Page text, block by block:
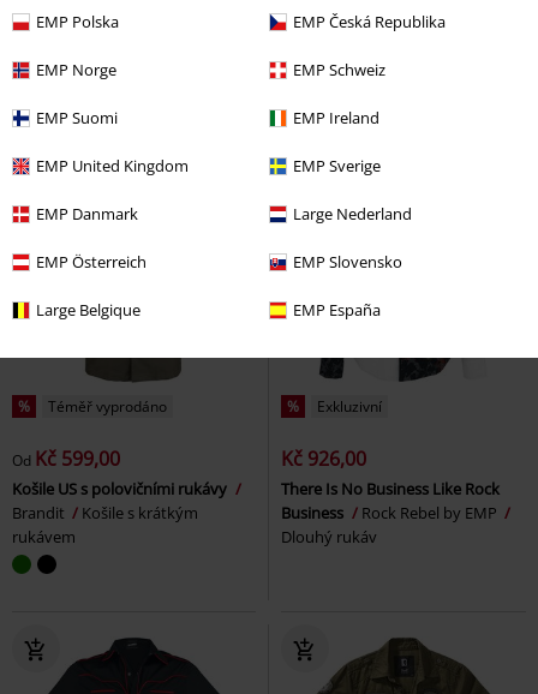
EMP Polska EMP Česká Republika
EMP Norge EMP Schweiz
EMP Suomi EMP Ireland
EMP United Kingdom EMP Sverige
EMP Danmark Large Nederland
EMP Österreich EMP Slovensko
Large Belgique EMP España
Paradise Lost Karpador - Hawaii
Pokémon
% Téměř vyprodáno
Od Kč 599,00
Košile US s polovičními rukávy
Brandit
Košile s krátkým
rukávem
% Exkluzivní
Kč 926,00
There Is No Business Like Rock
Business
Rock Rebel by EMP
Dlouhý rukáv